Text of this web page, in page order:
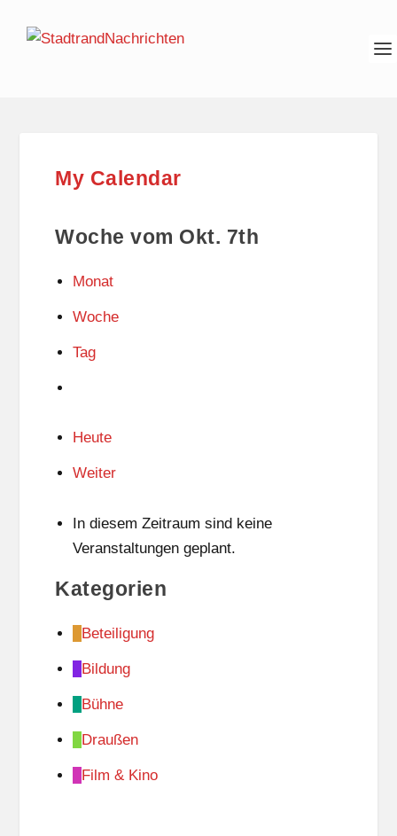
My Calendar
Woche vom Okt. 7th
Monat
Woche
Tag
Heute
Weiter
In diesem Zeitraum sind keine
Veranstaltungen geplant.
Kategorien
Beteiligung
Bildung
Bühne
Draußen
Film & Kino